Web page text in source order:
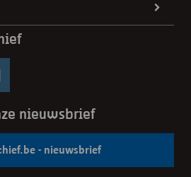
nieuwsbrief
- nieuwsbrief